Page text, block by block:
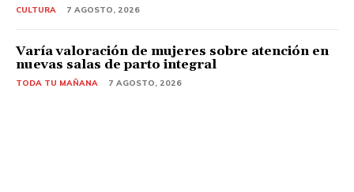
CULTURA 7 AGOSTO, 2026
Varía valoración de mujeres sobre atención en
nuevas salas de parto integral
TODA TU MAÑANA 7 AGOSTO, 2026